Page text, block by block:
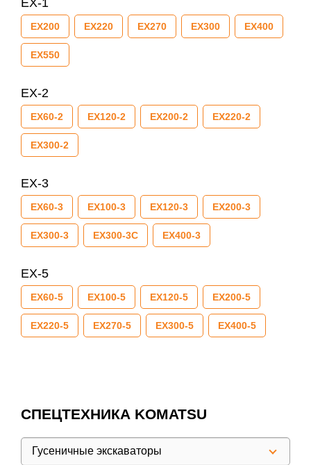
EX-1
EX200 EX220 EX270 EX300 EX400
EX550
EX-2
EX60-2 EX120-2 EX200-2 EX220-2
EX300-2
EX-3
EX60-3 EX100-3 EX120-3 EX200-3
EX300-3 EX300-3C EX400-3
EX-5
EX60-5 EX100-5 EX120-5 EX200-5
EX220-5 EX270-5 EX300-5 EX400-5
СПЕЦТЕХНИКА KOMATSU
Гусеничные экскаваторы